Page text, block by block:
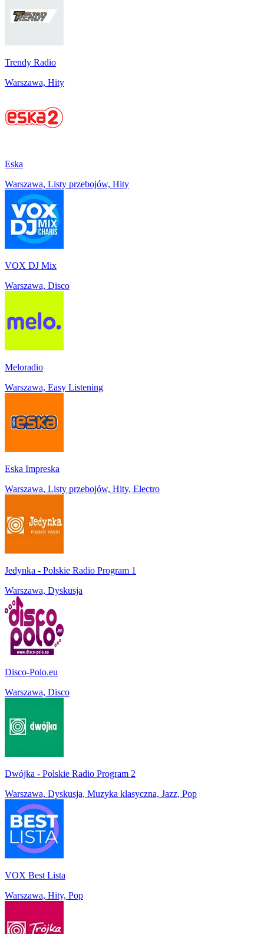
Trendy Radio
Warszawa, Hity
Eska
Warszawa, Listy przebojów, Hity
VOX DJ Mix
Warszawa, Disco
Meloradio
Warszawa, Easy Listening
Eska Impreska
Warszawa, Listy przebojów, Hity, Electro
Jedynka - Polskie Radio Program 1
Warszawa, Dyskusja
Disco-Polo.eu
Warszawa, Disco
Dwójka - Polskie Radio Program 2
Warszawa, Dyskusja, Muzyka klasyczna, Jazz, Pop
VOX Best Lista
Warszawa, Hity, Pop